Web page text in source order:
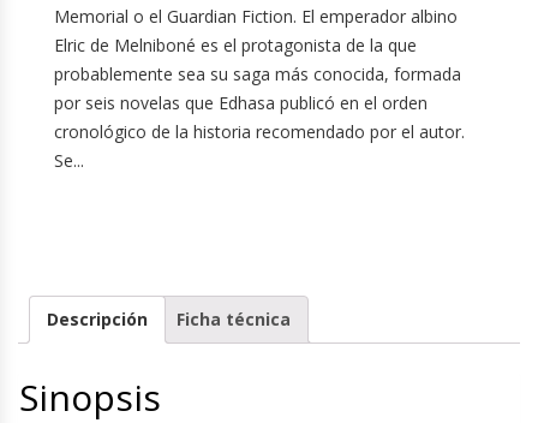
Memorial o el Guardian Fiction. El emperador albino
Elric de Melniboné es el protagonista de la que
probablemente sea su saga más conocida, formada
por seis novelas que Edhasa publicó en el orden
cronológico de la historia recomendado por el autor.
Se...
Descripción Ficha técnica
Sinopsis